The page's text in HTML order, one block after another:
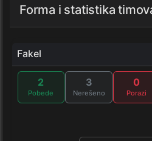
Forma i statistika
Fakel
2
Pobede
3
Nerešeno
0
Porazi